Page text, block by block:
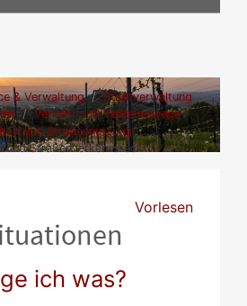
& Verwaltung
Stadtverwaltung
Verkehr und Verkehrswege
und Straßennutzung
und Straßenverkehrsrecht
Vorlesen
ich was?